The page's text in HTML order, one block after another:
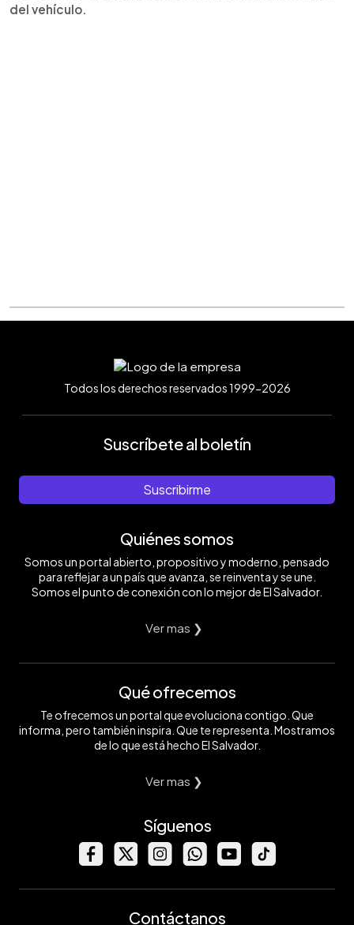
del vehículo.
Todos los derechos reservados 1999-2026
Suscríbete al boletín
Suscribirme
Quiénes somos
Somos un portal abierto, propositivo y moderno, pensado
para reflejar a un país que avanza, se reinventa y se une.
Somos el punto de conexión con lo mejor de El Salvador.
Ver mas ❯
Qué ofrecemos
Te ofrecemos un portal que evoluciona contigo. Que
informa, pero también inspira. Que te representa. Mostramos
de lo que está hecho El Salvador.
Ver mas ❯
Síguenos
Contáctanos